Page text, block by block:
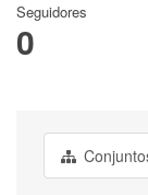
Seguidores
0